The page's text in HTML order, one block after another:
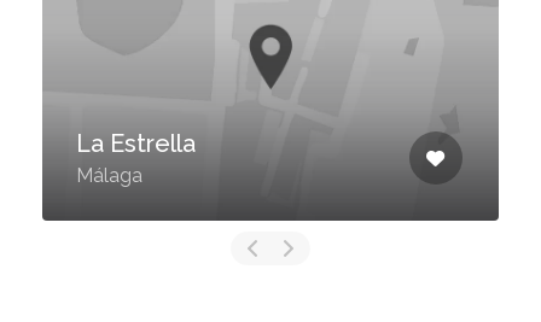
La Estrella
Málaga